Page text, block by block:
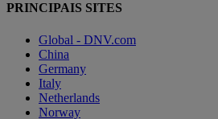
PRINCIPAIS SITES
Global - DNV.com
China
Germany
Italy
Netherlands
Norway